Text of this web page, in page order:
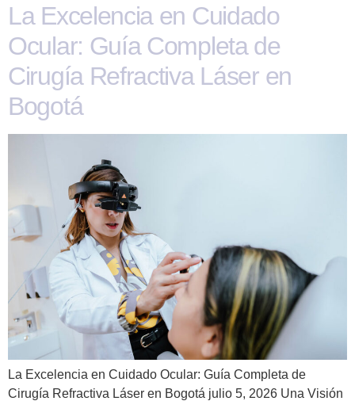
La Excelencia en Cuidado
Ocular: Guía Completa de
Cirugía Refractiva Láser en
Bogotá
La Excelencia en Cuidado Ocular: Guía Completa de
Cirugía Refractiva Láser en Bogotá julio 5, 2026 Una Visión